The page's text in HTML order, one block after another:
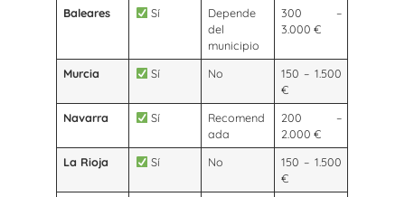
Baleares Sí
Depende
del
municipio
300 –
3.000 €
Murcia Sí No
150 – 1.500
€
Navarra
Sí
Recomend
ada
200 –
2.000 €
La Rioja
Sí No
150 – 1.500
€